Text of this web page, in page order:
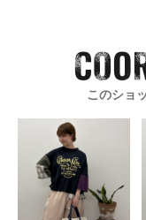
このショ